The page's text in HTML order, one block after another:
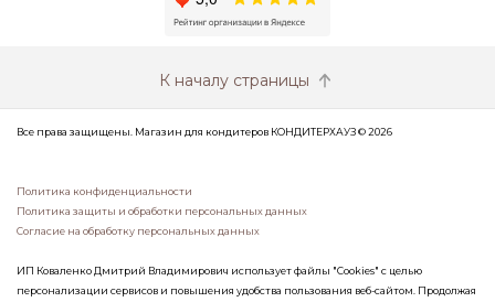
К началу страницы
Все права защищены. Магазин для кондитеров КОНДИТЕРХАУЗ © 2026
Политика конфиденциальности
Политика защиты и обработки персональных данных
Согласие на обработку персональных данных
ИП Коваленко Дмитрий Владимирович использует файлы "Cookies" с целью
персонализации сервисов и повышения удобства пользования веб-сайтом. Продолжая